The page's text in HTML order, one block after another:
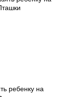
ребенку на